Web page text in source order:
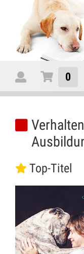
Top-Titel
0